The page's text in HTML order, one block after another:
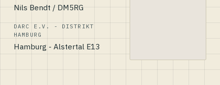
Nils Bendt / DM5RG
DARC E.V. - DISTRIKT
HAMBURG
Hamburg - Alstertal E13